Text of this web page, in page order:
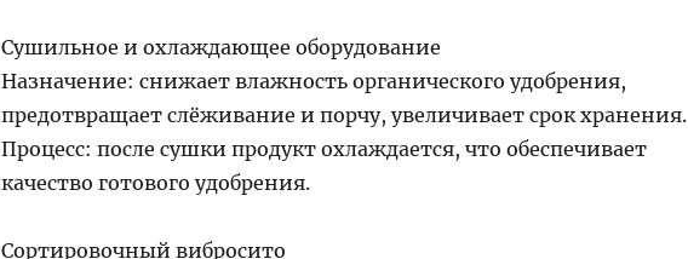
Сушильное и охлаждающее оборудование
Назначение: снижает влажность органического удобрения,
предотвращает слёживание и порчу, увеличивает срок хранения.
Процесс: после сушки продукт охлаждается, что обеспечивает
качество готового удобрения.
Сортировочный вибросито